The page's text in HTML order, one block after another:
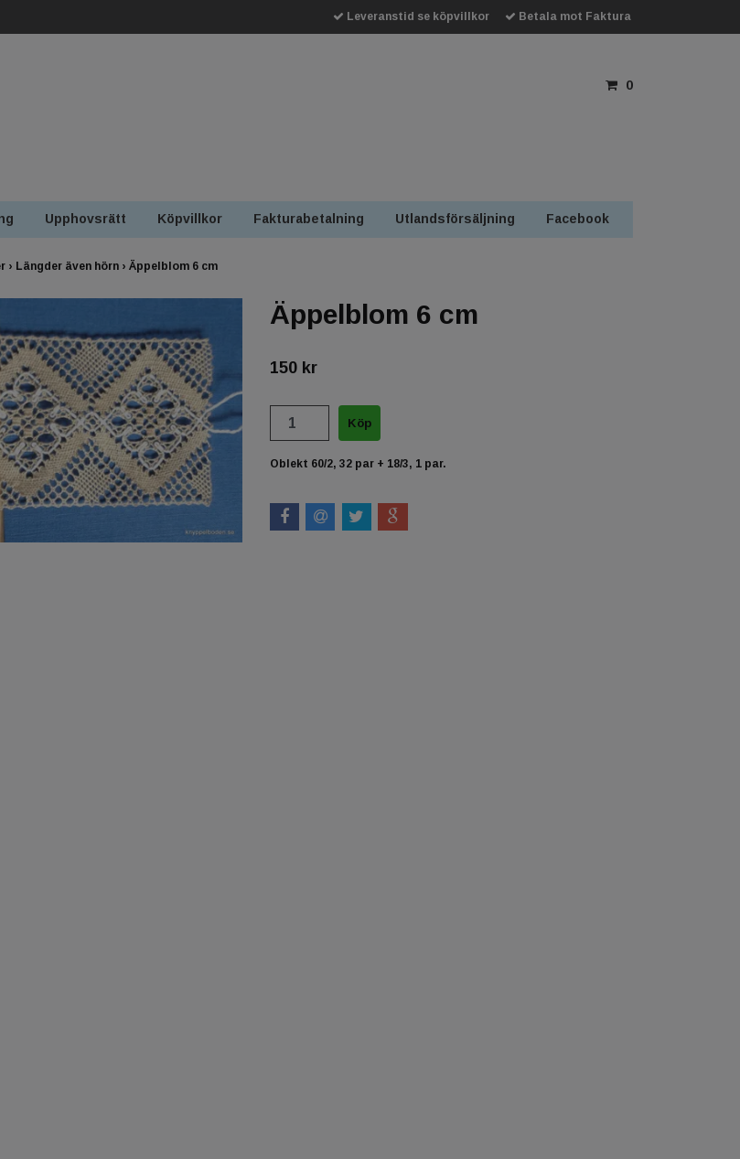
Leveranstid se köpvillkor Betala mot Faktura
0
Upphovsrätt Köpvillkor Fakturabetalning Utlandsförsäljning Facebook
› Längder även hörn › Äppelblom 6 cm
Äppelblom 6 cm
150 kr
Oblekt 60/2, 32 par + 18/3, 1 par.